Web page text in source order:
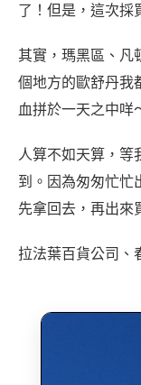
了！但是，這次採
其實，瑪黑區、凡
個地方的歐舒丹我
血拼於一天之中咩
人算不如天算，等
到。因為匆匆忙忙
先拿回去，再出
拉法葉百貨公司、